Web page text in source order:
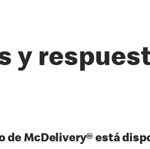
y
de McDelivery® está